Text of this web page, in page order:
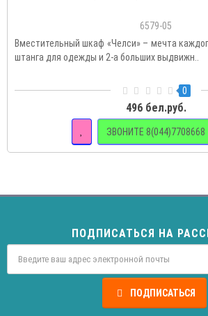
6579-05
Вместительный шкаф «Челси» – мечта
штанга для одежды и 2-а больших выдвижн..
0
496 бел.руб.
ЗВОНИТЕ 8(044)7708668
ПОДПИСАТЬСЯ НА
ПОДПИСАТЬСЯ